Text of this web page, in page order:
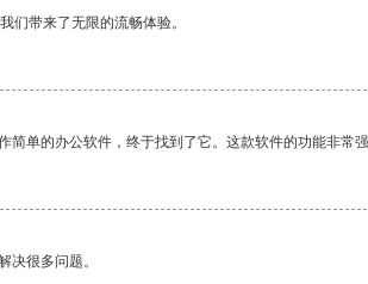
们带来了无限的流畅体验。
简单的办公软件，终于找到了它。这款软件的功能非常
决很多问题。